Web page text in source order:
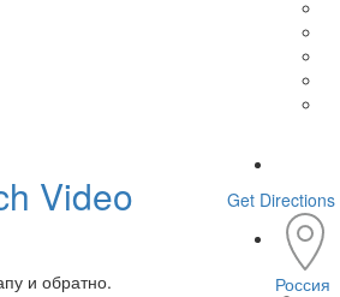
Video
и обратно.
Get Directions
Россия